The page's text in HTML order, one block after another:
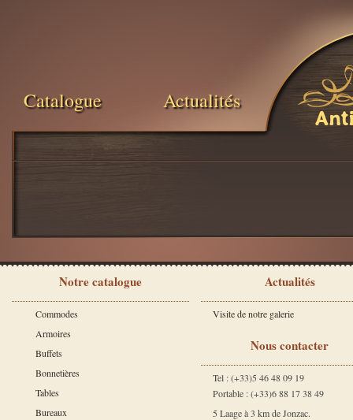
Catalogue Actualités
Notre catalogue
Commodes
Armoires
Buffets
Bonnetières
Tables
Bureaux
Actualités
Visite de notre galerie
Nous contacter
Tel : (+33)5 46 48 09 19
Portable : (+33)6 88 17 38 49
5 Laage à 3 km de Jonzac.